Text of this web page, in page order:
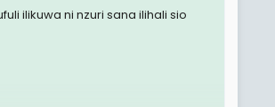
ilikuwa ni nzuri sana ilihali sio